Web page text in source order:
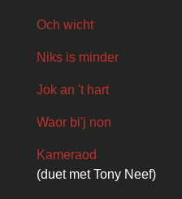
Och wicht
Niks is minder
Jok an 't hart
Waor bi'j non
Kameraod
(duet met Tony Neef)